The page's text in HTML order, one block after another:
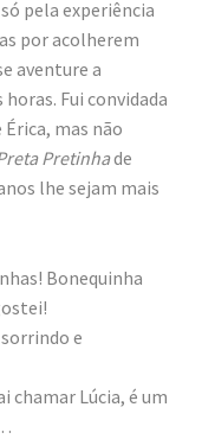
pela experiência
por acolherem
aventure a
Fui convidada
mas não
Pretinhade
lhe sejam mais
Bonequinha
e
chamar Lúcia, é um